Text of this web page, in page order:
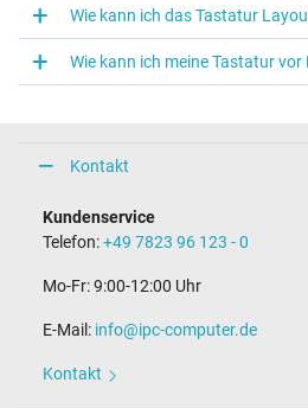
Wie kann ich das Tastatur
Wie kann ich meine Tastatur vor
Kontakt
Kundenservice
Telefon:+49 7823 96 123 - 0
Mo-Fr: 9:00-12:00 Uhr
E-Mail: info@ipc-computer.de
Kontakt